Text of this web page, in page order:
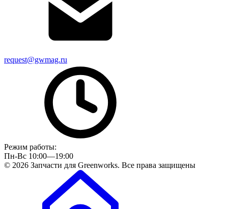
request@gwmag.ru
Режим работы:
Пн-Вс 10:00—19:00
© 2026 Запчасти для Greenworks. Все права защищены